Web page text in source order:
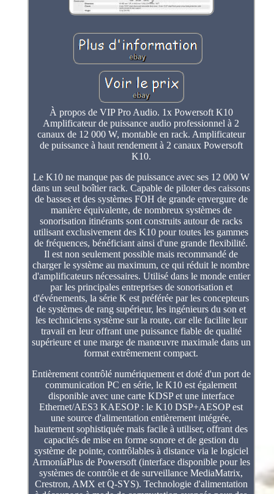
À propos de VIP Pro Audio. 1x Powersoft K10
Amplificateur de puissance audio professionnel à 2
canaux de 12 000 W, montable en rack. Amplificateur
de puissance à haut rendement à 2 canaux Powersoft
K10.
Le K10 ne manque pas de puissance avec ses 12 000 W
dans un seul boîtier rack. Capable de piloter des caissons
de basses et des systèmes FOH de grande envergure de
manière équivalente, de nombreux systèmes de
sonorisation itinérants sont construits autour de racks
utilisant exclusivement des K10 pour toutes les gammes
de fréquences, bénéficiant ainsi d'une grande flexibilité.
Il est non seulement possible mais recommandé de
charger le système au maximum, ce qui réduit le nombre
d'amplificateurs nécessaires. Utilisé dans le monde entier
par les principales entreprises de sonorisation et
d'événements, la série K est préférée par les concepteurs
de systèmes de rang supérieur, les ingénieurs du son et
les techniciens système sur la route, car elle facilite leur
travail en leur offrant une puissance fiable de qualité
supérieure et une marge de manœuvre maximale dans un
format extrêmement compact.
Entièrement contrôlé numériquement et doté d'un port de
communication PC en série, le K10 est également
disponible avec une carte KDSP et une interface
Ethernet/AES3 KAESOP : le K10 DSP+AESOP est
une source d'alimentation entièrement intégrée,
hautement sophistiquée mais facile à utiliser, offrant des
capacités de mise en forme sonore et de gestion du
système de pointe, contrôlables à distance via le logiciel
ArmoníaPlus de Powersoft (interface disponible pour les
systèmes de contrôle et de surveillance MediaMatrix,
Crestron, AMX et Q-SYS). Technologie d'alimentation